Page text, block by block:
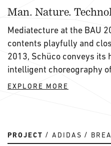
Man. Nature.
Mediatecture at the BAU
contents playfully and
2013, Schüco conveys its
intelligent choreography
EXPLORE MORE
PROJECT ADIDAS